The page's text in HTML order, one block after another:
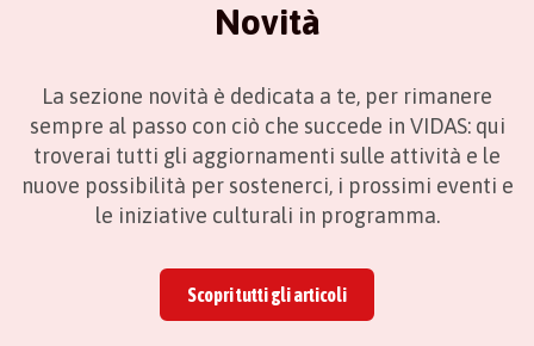
Novità
La sezione novità è dedicata a te, per rimanere
sempre al passo con ciò che succede in VIDAS: qui
troverai tutti gli aggiornamenti sulle attività e le
nuove possibilità per sostenerci, i prossimi eventi e
le iniziative culturali in programma.
Scopri tutti gli articoli